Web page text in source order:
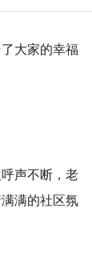
大家的幸福
声不断，老
满的社区氛